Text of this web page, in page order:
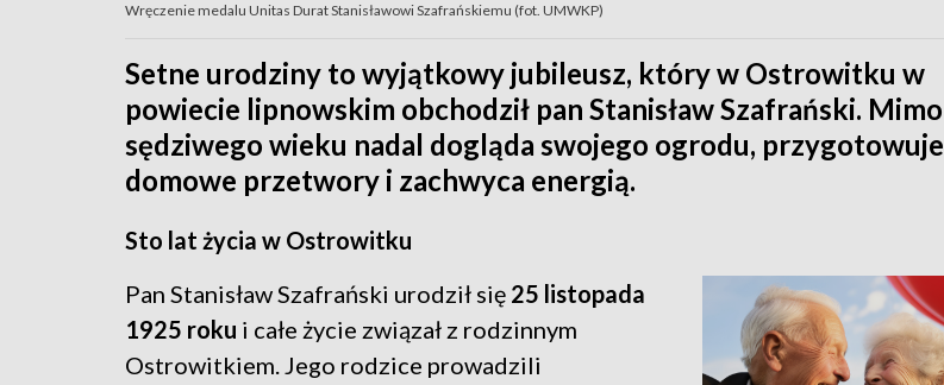
Wręczenie medalu Unitas Durat Stanisławowi Szafrańskiemu (fot. UMWKP)
Setne urodziny to wyjątkowy jubileusz, który w Ostrowitku w
powiecie lipnowskim obchodził pan Stanisław Szafrański. Mimo
sędziwego wieku nadal dogląda swojego ogrodu, przygotowuje
domowe przetwory i zachwyca energią.
Sto lat życia w Ostrowitku
Pan Stanisław Szafrański urodził się 25 listopada
1925 roku i całe życie związał z rodzinnym
Ostrowitkiem. Jego rodzice prowadzili